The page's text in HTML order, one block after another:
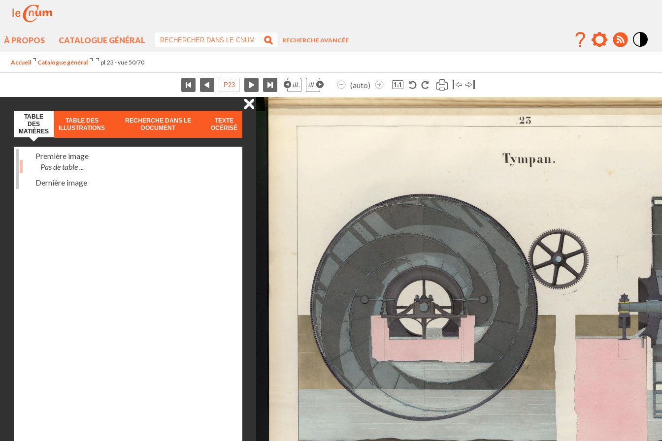
À PROPOS CATALOGUE GÉNÉRAL
RECHERCHE AVANCÉE
Accueil Catalogue général pl.23 - vue 50/70
(auto)
TABLE
DES
MATIÈRES
TABLE DES
ILLUSTRATIONS
RECHERCHE DANS LE
DOCUMENT
TEXTE
OCÉRISÉ
Première image
Pas de table ...
Dernière image